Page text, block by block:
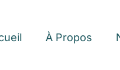
À Propos